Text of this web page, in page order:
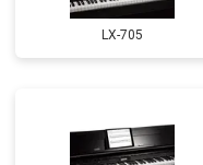
LX-705